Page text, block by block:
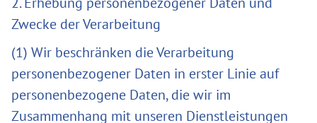
Zwecke der Verarbeitung
(1) Wir beschränken die Verarbeitung
personenbezogener Daten in erster Linie auf
personenbezogene Daten, die wir im
Zusammenhang mit unseren Dienstleistungen